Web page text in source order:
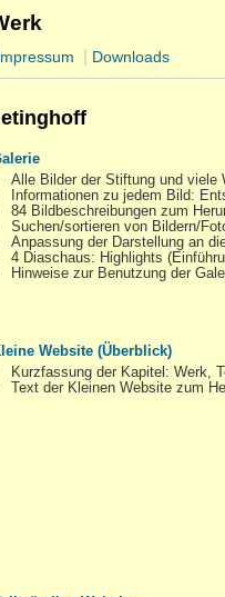
Downloads
Alle Bilder der Stiftung und
Informationen zu jedem Bild:
84 Bildbeschreibungen zum
Suchen/sortieren von Bildern/
Anpassung der Darstellung an
4 Diaschaus: Highlights
Hinweise zur Benutzung der
Website (Überblick)
Kurzfassung der Kapitel: Werk,
Text der Kleinen Website zum